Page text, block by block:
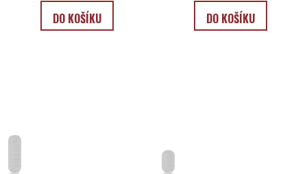
DO KOŠÍKU DO KOŠÍKU
Suché